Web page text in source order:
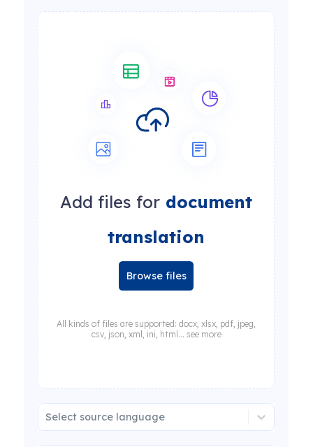
Add files for document
translation
Browse files
All kinds of files are supported: docx, xlsx, pdf, jpeg,
csv, json, xml, ini, html... see more
Select source language